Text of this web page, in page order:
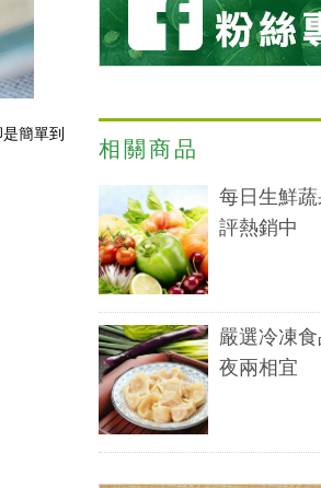
簡單到
相關商品
每日生鮮
評熱銷中
嚴選冷凍
夜兩相宜